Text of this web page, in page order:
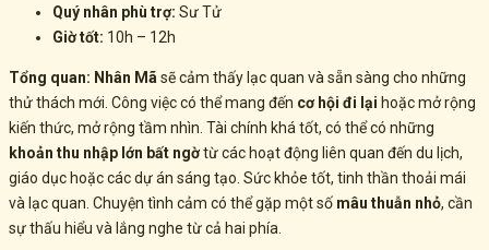
Quý nhân phù trợ: Sư Tử
Giờ tốt: 10h – 12h
Tổng quan: Nhân Mã sẽ cảm thấy lạc quan và sẵn sàng cho những
thử thách mới. Công việc có thể mang đến cơ hội đi lại hoặc mở rộng
kiến thức, mở rộng tầm nhìn. Tài chính khá tốt, có thể có những
khoản thu nhập lớn bất ngờtừ các hoạt động liên quan đến du lịch,
giáo dục hoặc các dự án sáng tạo. Sức khỏe tốt, tinh thần thoải mái
và lạc quan. Chuyện tình cảm có thể gặp một số mâu thuẫn nhỏ, cần
sự thấu hiểu và lắng nghe từ cả hai phía.